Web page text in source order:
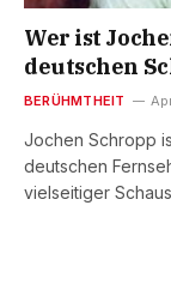
Wer ist
deutschen
BERÜHMTHEIT
Jochen Schropp
deutschen
vielseitiger